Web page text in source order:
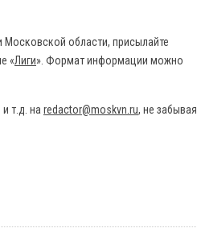
Московской области, присылайте
«Лиги». Формат информации можно
т.д. на redactor@moskvn.ru, не забывая